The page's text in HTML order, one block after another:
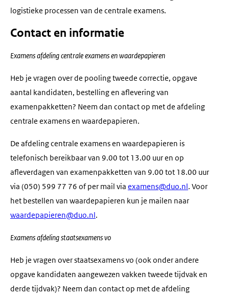
logistieke processen van de centrale examens.
Contact en informatie
Examensafdeling centrale examens en waardepapieren
Heb je vragen over de pooling tweede correctie, opgave
aantal kandidaten, bestelling en aflevering van
examenpakketten? Neem dan contact op met de afdeling
centrale examens en waardepapieren.
De afdeling centrale examens en waardepapieren is
telefonisch bereikbaar van 9.00 tot 13.00 uur en op
afleverdagen van examenpakketten van 9.00 tot 18.00 uur
via (050) 599 77 76 of per mail via examens@duo.nl. Voor
het bestellen van waardepapieren kun je mailen naar
waardepapieren@duo.nl.
Examens afdeling staatsexamens vo
Heb je vragen over staatsexamens vo (ook onder andere
opgave kandidaten aangewezen vakken tweede tijdvak en
derde tijdvak)? Neem dan contact op met de afdeling